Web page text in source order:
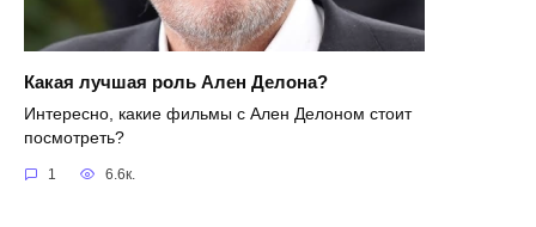
Какая лучшая роль Ален Делона?
Интересно, какие фильмы с Ален Делоном стоит
посмотреть?
1 6.6к.